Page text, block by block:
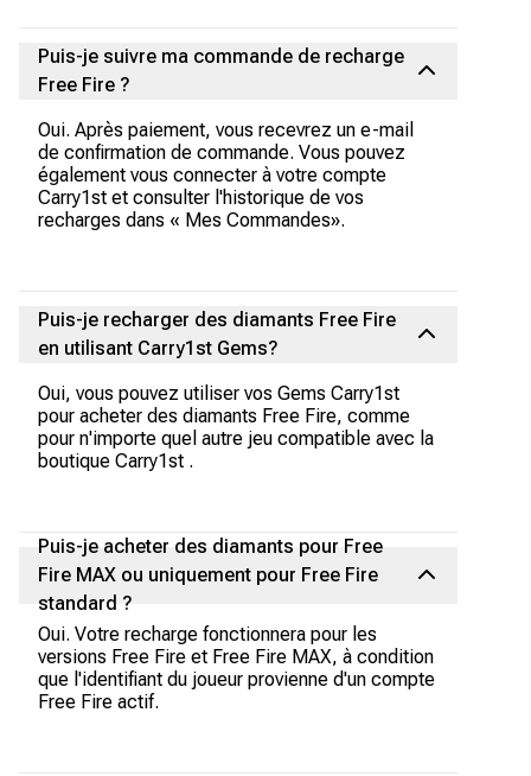
Puis-je suivre ma commande de recharge
Free Fire ?
Oui. Après paiement, vous recevrez un e-mail
de confirmation de commande. Vous pouvez
également vous connecter à votre compte
Carry1st et consulter l'historique de vos
recharges dans « Mes Commandes».
Puis-je recharger des diamants Free Fire
en utilisant Carry1st Gems?
Oui, vous pouvez utiliser vos Gems Carry1st
pour acheter des diamants Free Fire, comme
pour n'importe quel autre jeu compatible avec la
boutique Carry1st .
Puis-je acheter des diamants pour Free
Fire MAX ou uniquement pour Free Fire
standard ?
Oui. Votre recharge fonctionnera pour les
versions Free Fire et Free Fire MAX, à condition
que l'identifiant du joueur provienne d'un compte
Free Fire actif.